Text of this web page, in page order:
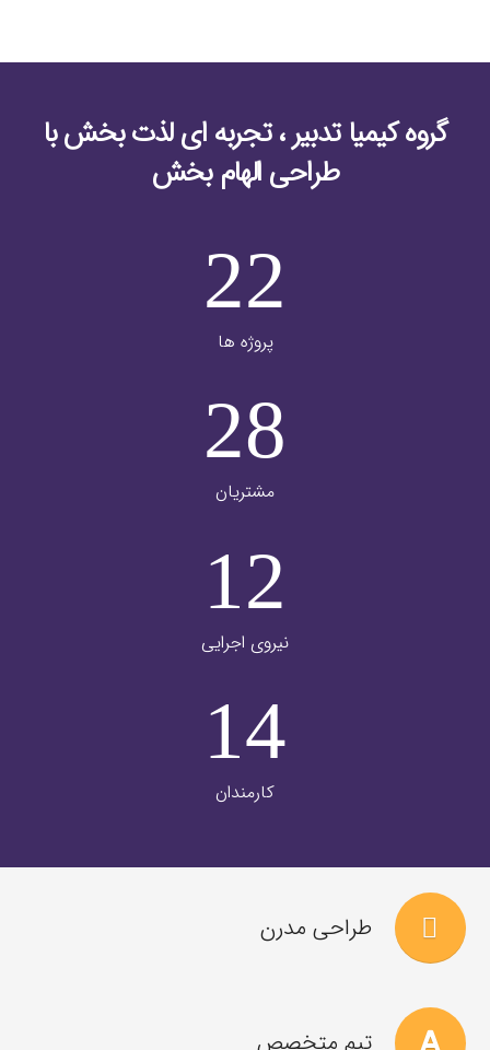
گروه کیمیا تدبیر ، تجربه ای لذت بخش با
طراحی الهام بخش
22
پروژه ها
28
مشتریان
12
نیروی اجرایی
14
کارمندان
طراحی مدرن
تیم متخصص